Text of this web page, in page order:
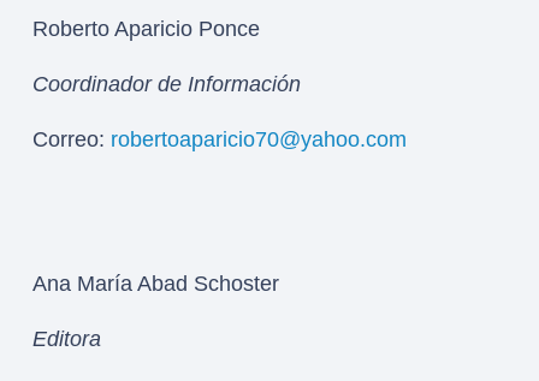
Roberto Aparicio Ponce
Coordinador de Información
Correo: robertoaparicio70@yahoo.com
Ana María Abad Schoster
Editora